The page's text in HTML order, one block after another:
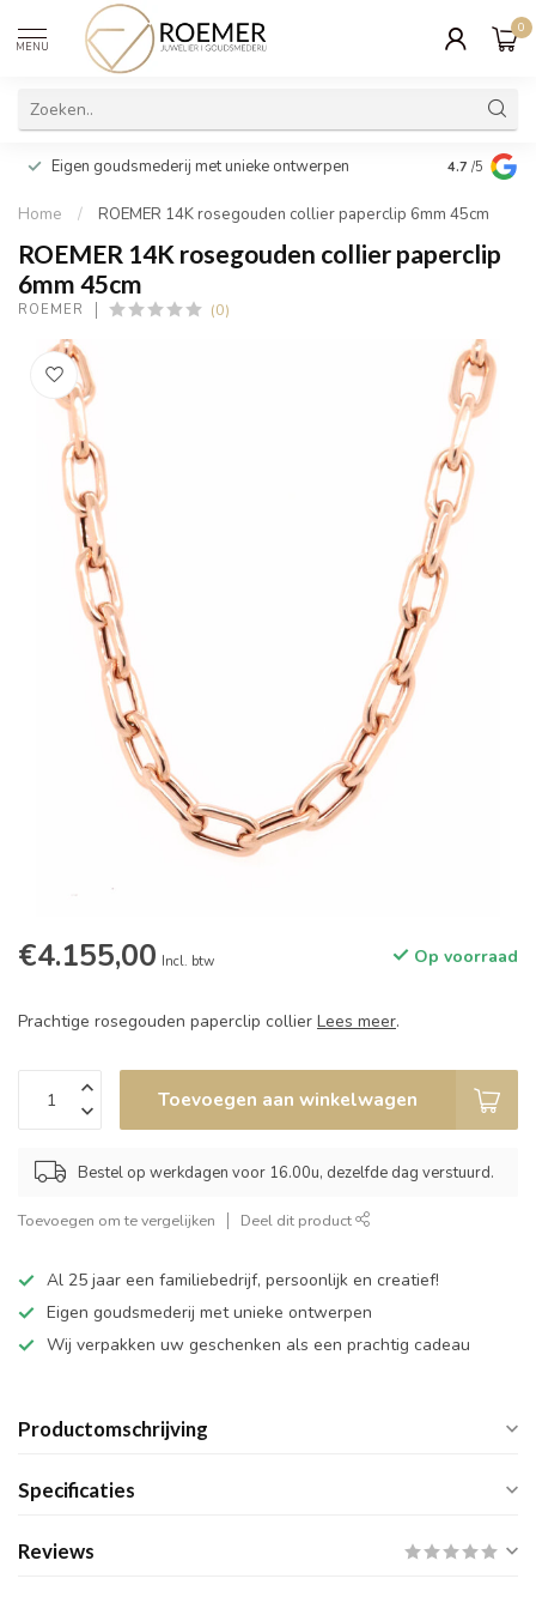
MENU
0
Eigen goudsmederij met unieke ontwerpen Wij
cadeau
4.7 /5
Home / ROEMER 14K rosegouden collier paperclip 6mm 45cm
ROEMER 14K rosegouden collier paperclip
6mm 45cm
ROEMER (0)
€4.155,00 Incl. btw Op voorraad
Prachtige rosegouden paperclip collier Lees meer.
Toevoegen aan winkelwagen
Bestel op werkdagen voor 16.00u, dezelfde dag verstuurd.
Toevoegen om te vergelijken Deel dit product
Al 25 jaar een familiebedrijf, persoonlijk en creatief!
Eigen goudsmederij met unieke ontwerpen
Wij verpakken uw geschenken als een prachtig cadeau
Productomschrijving
Specificaties
Reviews